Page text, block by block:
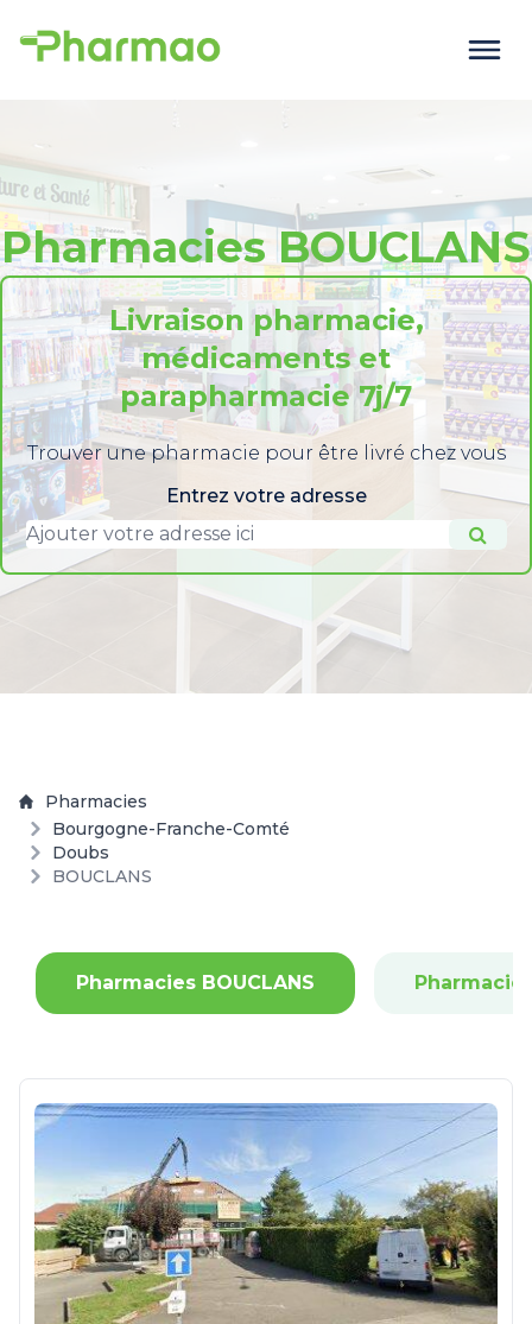
Pharmacies BOUCLANS
Livraison pharmacie,
médicaments et
parapharmacie 7j/7
Trouver une pharmacie pour être livré chez vous
Entrez votre adresse
Pharmacies
Bourgogne-Franche-Comté
Doubs
BOUCLANS
Pharmacies BOUCLANS